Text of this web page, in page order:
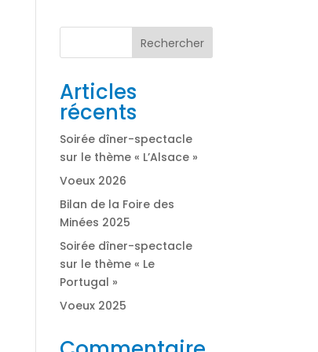
Rechercher
Articles
récents
Soirée dîner-spectacle
sur le thème « L’Alsace »
Voeux 2026
Bilan de la Foire des
Minées 2025
Soirée dîner-spectacle
sur le thème « Le
Portugal »
Voeux 2025